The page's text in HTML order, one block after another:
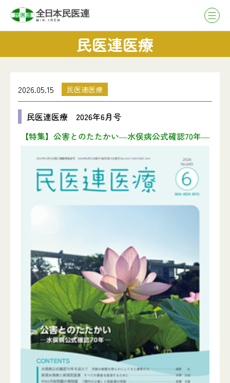
民医連医療
2026.05.15 民医連医療
民医連医療 2026年6月号
【特集】公害とのたたかい―水俣病公式確認70年―